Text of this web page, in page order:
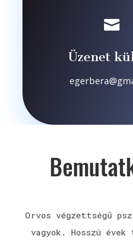

Üzenet
Orvos végzettségű
vagyok. Hosszú